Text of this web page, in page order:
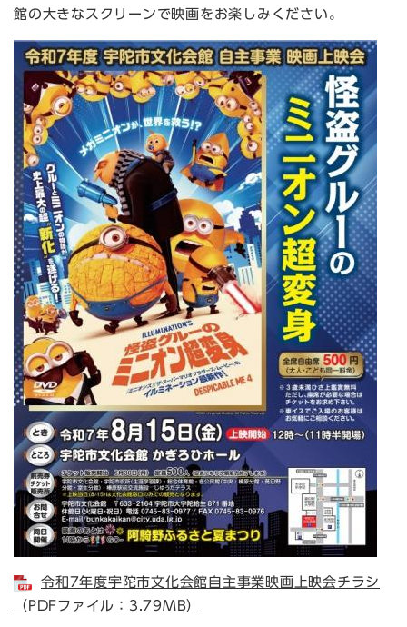
館の大きなスクリーンで映画をお楽しみください。
令和7年度宇陀市文化会館自主事業映画上映会チラシ
（PDFファイル：3.79MB）